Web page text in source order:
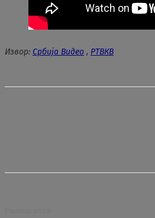
Извор: Србија Видео , РТВКВ